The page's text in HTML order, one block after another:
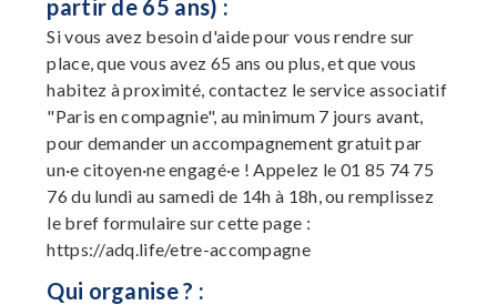
partir de 65 ans) :
Si vous avez besoin d'aide pour vous rendre sur
place, que vous avez 65 ans ou plus, et que vous
habitez à proximité, contactez le service associatif
"Paris en compagnie", au minimum 7 jours avant,
pour demander un accompagnement gratuit par
un·e citoyen·ne engagé·e ! Appelez le 01 85 74 75
76 du lundi au samedi de 14h à 18h, ou remplissez
le bref formulaire sur cette page :
https://adq.life/etre-accompagne
Qui organise ? :